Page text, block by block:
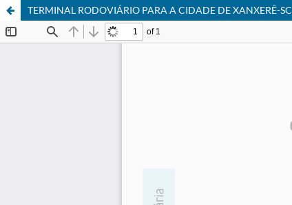
TERMINAL RODOVIÁRIO PARA A CIDADE DE XANXERÊ-SC